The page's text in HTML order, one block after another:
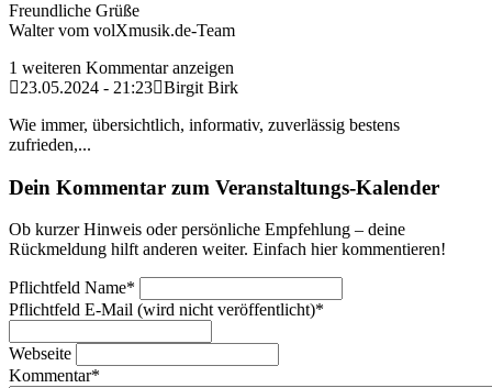
Freundliche Grüße
Walter vom volXmusik.de-Team
1 weiteren Kommentar anzeigen
23.05.2024 - 21:23 Birgit Birk
Wie immer, übersichtlich, informativ, zuverlässig bestens
zufrieden,...
Dein Kommentar zum Veranstaltungs-Kalender
Ob kurzer Hinweis oder persönliche Empfehlung – deine
Rückmeldung hilft anderen weiter. Einfach hier kommentieren!
Pflichtfeld Name*
Pflichtfeld E-Mail (wird nicht veröffentlicht)*
Webseite
Kommentar*